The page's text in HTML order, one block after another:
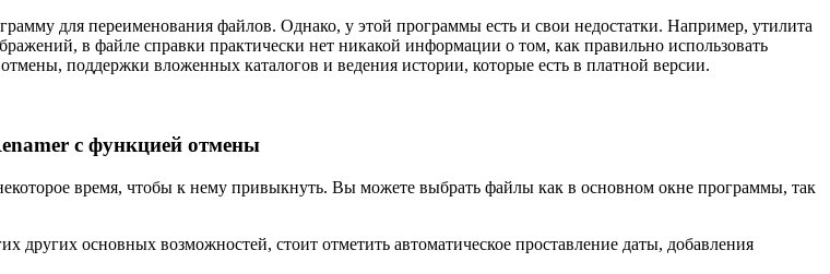
для переименования файлов. Однако, у этой программы есть и свои недостатки. Например, утилита
в файле справки практически нет никакой информации о том, как правильно использовать
поддержки вложенных каталогов и ведения истории, которые есть в платной версии.
с функцией отмены
время, чтобы к нему привыкнуть. Вы можете выбрать файлы как в основном окне программы, так
основных возможностей, стоит отметить автоматическое проставление даты, добавления